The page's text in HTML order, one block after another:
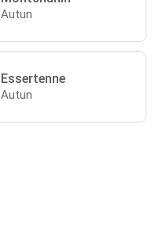
Autun
Essertenne
Autun